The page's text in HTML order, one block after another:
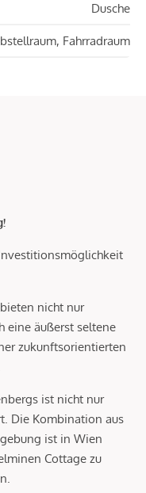
Dusche
Fahrradraum
nicht nur
eine äußerst seltene
zukunftsorientierten
ist nicht nur
Die Kombination aus
ist in Wien
Cottage zu